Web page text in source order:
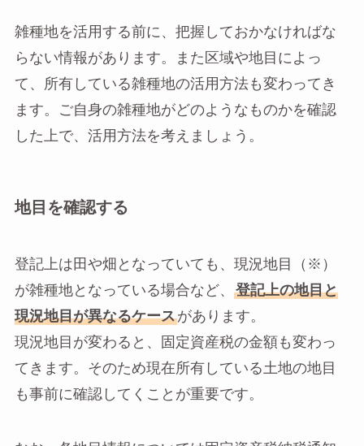
雑種地を活用する前に、把握しておかなければな
らない情報があります。また区域や地目によっ
て、所有している雑種地の活用方法も変わってき
ます。ご自身の雑種地がどのようなものかを確認
した上で、活用方法を考えましょう。
地目を確認する
登記上は田や畑となっていても、現況地目（※）
が雑種地となっている場合など、
登記上の地目と
現況地目が異なるケースがあります。
現況地目が変わると、固定資産税の金額も変わっ
てきます。そのため現在所有している土地の地目
も事前に確認してくことが重要です。